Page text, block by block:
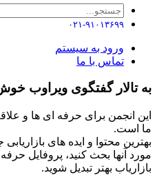
۰۲۱-۹۱۰۱۳۶۹۹
ورود به سیستم
تماس با ما
به تالار گفتگوی ویراوب
این انجمن برای حرفه ای ها و
ما است.
بهترین محتوا و ایده های
مورد آنها بحث کنید، پروفایل
بازاریاب بهتر تبدیل شوید.